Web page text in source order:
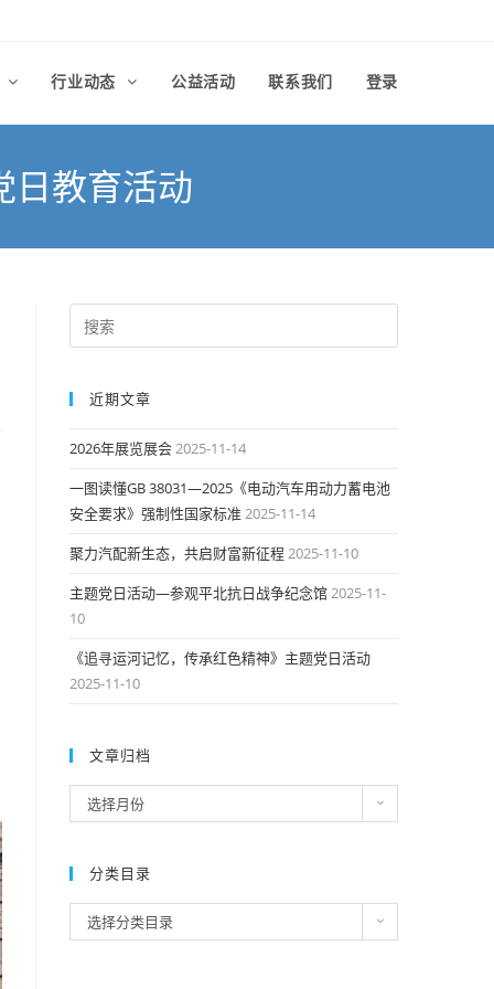
行业动态 公益活动 联系我们 登录
日教育活动
近期文章
2026年展览展会2025-11-14
一图读懂GB 38031—2025《电动汽车用动力蓄电池
安全要求》强制性国家标准2025-11-14
聚力汽配新生态，共启财富新征程2025-11-10
主题党日活动—参观平北抗日战争纪念馆2025-11-
10
《追寻运河记忆，传承红色精神》主题党日活动
2025-11-10
文章归档
章
档
选择月份
分类目录
类
选择分类目录